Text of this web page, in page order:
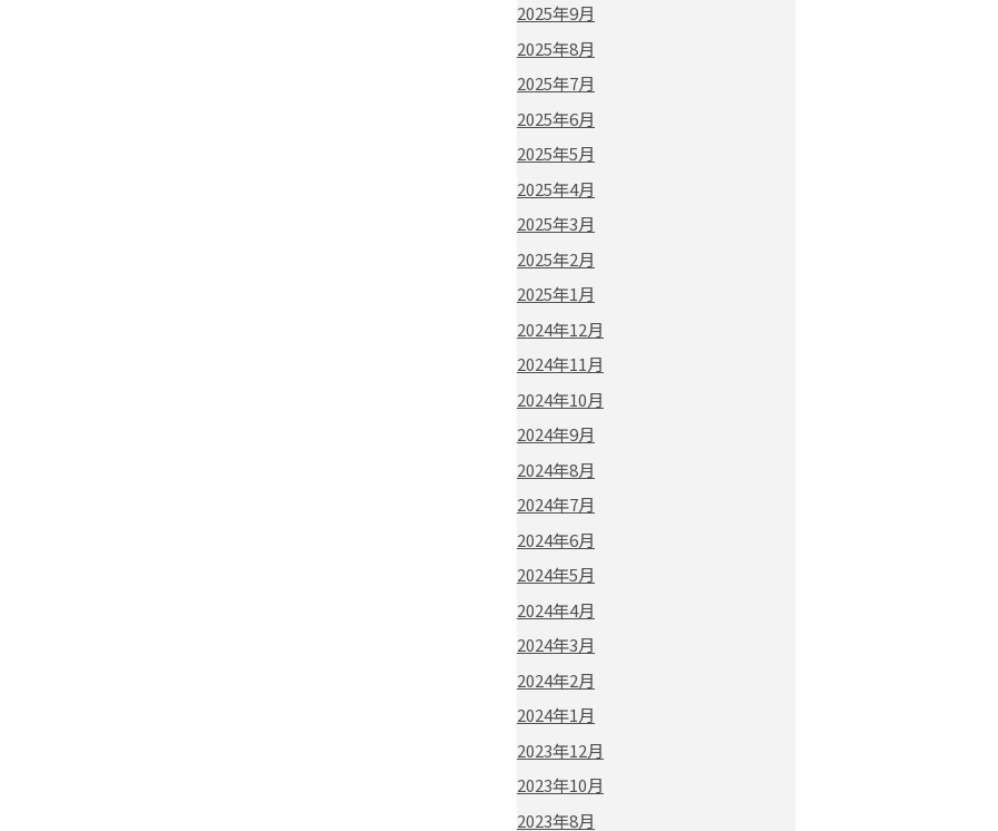
2025年9月
2025年8月
2025年7月
2025年6月
2025年5月
2025年4月
2025年3月
2025年2月
2025年1月
2024年12月
2024年11月
2024年10月
2024年9月
2024年8月
2024年7月
2024年6月
2024年5月
2024年4月
2024年3月
2024年2月
2024年1月
2023年12月
2023年10月
2023年8月